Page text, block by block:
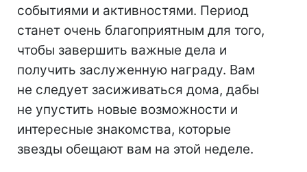
событиями и активностями. Период
станет очень благоприятным для того,
чтобы завершить важные дела и
получить заслуженную награду. Вам
не следует засиживаться дома, дабы
не упустить новые возможности и
интересные знакомства, которые
звезды обещают вам на этой неделе.